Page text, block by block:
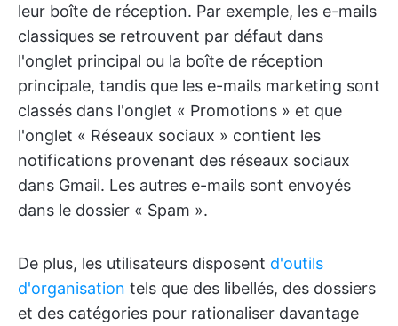
leur boîte de réception. Par exemple, les e-mails
classiques se retrouvent par défaut dans
l'onglet principal ou la boîte de réception
principale, tandis que les e-mails marketing sont
classés dans l'onglet « Promotions » et que
l'onglet « Réseaux sociaux » contient les
notifications provenant des réseaux sociaux
dans Gmail. Les autres e-mails sont envoyés
dans le dossier « Spam ».
De plus, les utilisateurs disposent d'outils
d'organisation tels que des libellés, des dossiers
et des catégories pour rationaliser davantage